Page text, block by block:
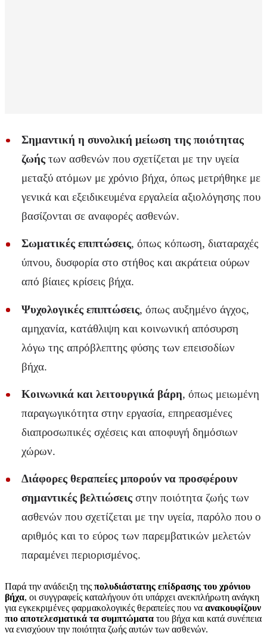
Σημαντική η συνολική μείωση της ποιότητας
ζωής των ασθενών που σχετίζεται με την υγεία
μεταξύ ατόμων με χρόνιο βήχα, όπως μετρήθηκε με
γενικά και εξειδικευμένα εργαλεία αξιολόγησης που
βασίζονται σε αναφορές ασθενών.
Σωματικές επιπτώσεις, όπως κόπωση, διαταραχές
ύπνου, δυσφορία στο στήθος και ακράτεια ούρων
από βίαιες κρίσεις βήχα.
Ψυχολογικές επιπτώσεις, όπως αυξημένο άγχος,
αμηχανία, κατάθλιψη και κοινωνική απόσυρση
λόγω της απρόβλεπτης φύσης των επεισοδίων
βήχα.
Κοινωνικά και λειτουργικά βάρη, όπως μειωμένη
παραγωγικότητα στην εργασία, επηρεασμένες
διαπροσωπικές σχέσεις και αποφυγή δημόσιων
χώρων.
Διάφορες θεραπείες μπορούν να προσφέρουν
σημαντικές βελτιώσεις στην ποιότητα ζωής των
ασθενών που σχετίζεται με την υγεία, παρόλο που ο
αριθμός και το εύρος των παρεμβατικών μελετών
παραμένει περιορισμένος.
Παρά την ανάδειξη της πολυδιάστατης επίδρασης του χρόνιου
βήχα, οι συγγραφείς καταλήγουν ότι υπάρχει ανεκπλήρωτη ανάγκη
για εγκεκριμένες φαρμακολογικές θεραπείες που να ανακουφίζουν
πιο αποτελεσματικά τα συμπτώματα του βήχα και κατά συνέπεια
να ενισχύουν την ποιότητα ζωής αυτών των ασθενών.